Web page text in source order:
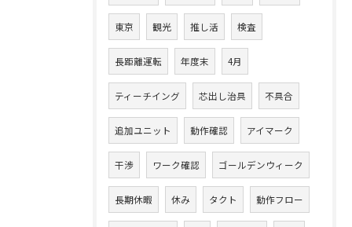
東京 観光 推し活 検査
長距離運転 年度末 4月
ティーチイング 芯出し治具 不具合
追加ユニット 動作確認 アイマーク
干渉 ワーク確認 ゴールデンウィーク
長期休暇 休み タクト 動作フロー